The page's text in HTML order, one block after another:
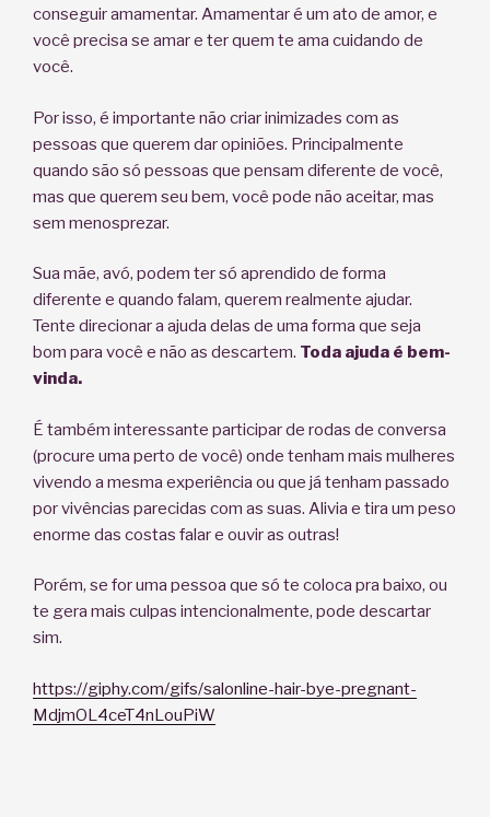
conseguir amamentar. Amamentar é um ato de amor, e
você precisa se amar e ter quem te ama cuidando de
você.
Por isso, é importante não criar inimizades com as
pessoas que querem dar opiniões. Principalmente
quando são só pessoas que pensam diferente de você,
mas que querem seu bem, você pode não aceitar, mas
sem menosprezar.
Sua mãe, avó, podem ter só aprendido de forma
diferente e quando falam, querem realmente ajudar.
Tente direcionar a ajuda delas de uma forma que seja
bom para você e não as descartem. Toda ajuda é bem-
vinda.
É também interessante participar de rodas de conversa
(procure uma perto de você) onde tenham mais mulheres
vivendo a mesma experiência ou que já tenham passado
por vivências parecidas com as suas. Alivia e tira um peso
enorme das costas falar e ouvir as outras!
Porém, se for uma pessoa que só te coloca pra baixo, ou
te gera mais culpas intencionalmente, pode descartar
sim.
https://giphy.com/gifs/salonline-hair-bye-pregnant-
MdjmOL4ceT4nLouPiW